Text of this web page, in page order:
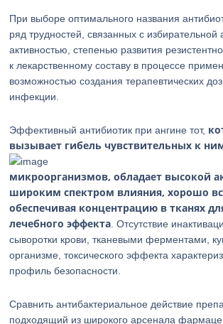
При выборе оптимального названия
ряд трудностей, связанных с избирательной
активностью, степенью развития
к лекарственному составу в процессе
возможностью создания терапевтических
инфекции.
Эффективный антибиотик при ангине тот,
вызывает гибель чувствительных к
микроорганизмов, обладает высокой
широким спектром влияния, хорошо
обеспечивая концентрацию в тканях
лечебного эффекта . Отсутствие
сыворотки крови, тканевыми ферментами,
организме, токсического эффекта
профиль безопасности.
Сравнить антибактериальное действие
подходящий из широкого арсенала